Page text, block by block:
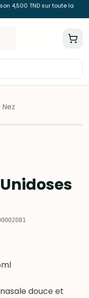
4,500 TND sur toute la
douce et